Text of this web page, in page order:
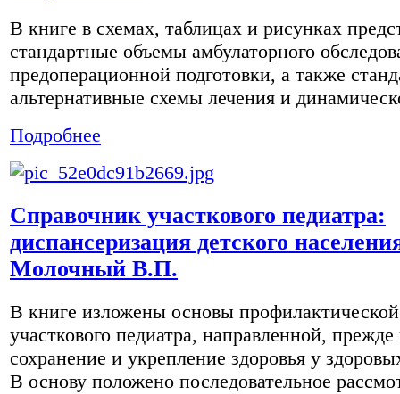
В книге в схемах, таблицах и рисунках
стандартные объемы амбулаторного
предоперационной подготовки, а также
альтернативные схемы лечения и
Подробнее
Справочник участкового педиатра:
диспансеризация детского
Молочный В.П.
В книге изложены основы
участкового педиатра, направленной, прежде
сохранение и укрепление здоровья у
В основу положено последовательное